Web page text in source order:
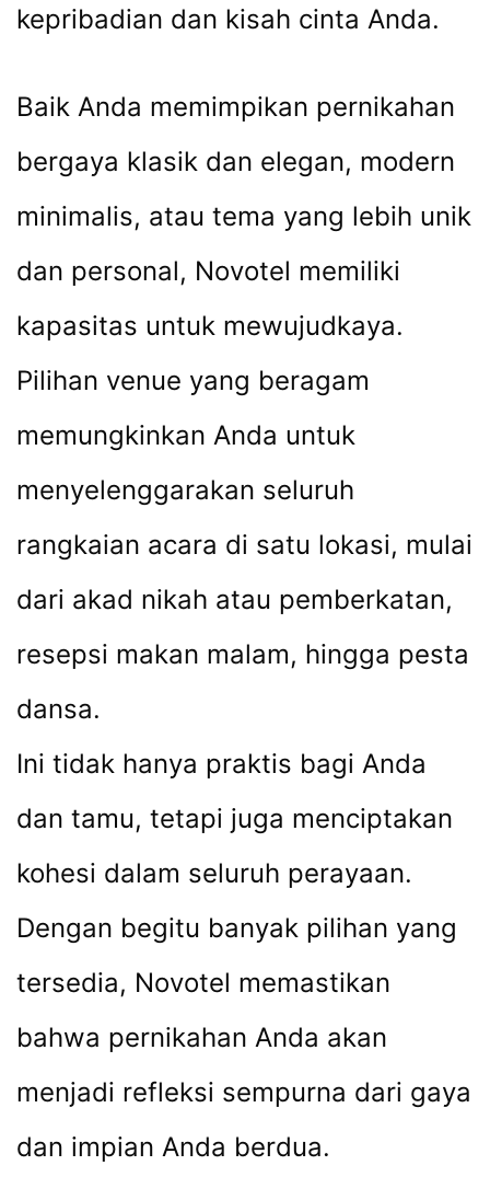
kepribadian dan kisah cinta Anda.
Baik Anda memimpikan pernikahan
bergaya klasik dan elegan, modern
minimalis, atau tema yang lebih unik
dan personal, Novotel memiliki
kapasitas untuk mewujudkaya.
Pilihan venue yang beragam
memungkinkan Anda untuk
menyelenggarakan seluruh
rangkaian acara di satu lokasi, mulai
dari akad nikah atau pemberkatan,
resepsi makan malam, hingga pesta
dansa.
Ini tidak hanya praktis bagi Anda
dan tamu, tetapi juga menciptakan
kohesi dalam seluruh perayaan.
Dengan begitu banyak pilihan yang
tersedia, Novotel memastikan
bahwa pernikahan Anda akan
menjadi refleksi sempurna dari gaya
dan impian Anda berdua.